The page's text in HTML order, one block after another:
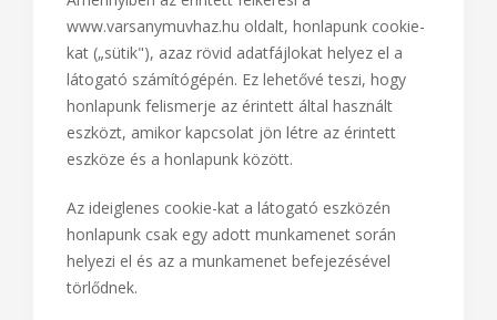
www.varsanymuvhaz.hu oldalt, honlapunk cookie-
kat („sütik"), azaz rövid adatfájlokat helyez el a
látogató számítógépén. Ez lehetővé teszi, hogy
honlapunk felismerje az érintett által használt
eszközt, amikor kapcsolat jön létre az érintett
eszköze és a honlapunk között.
Az ideiglenes cookie-kat a látogató eszközén
honlapunk csak egy adott munkamenet során
helyezi el és az a munkamenet befejezésével
törlődnek.